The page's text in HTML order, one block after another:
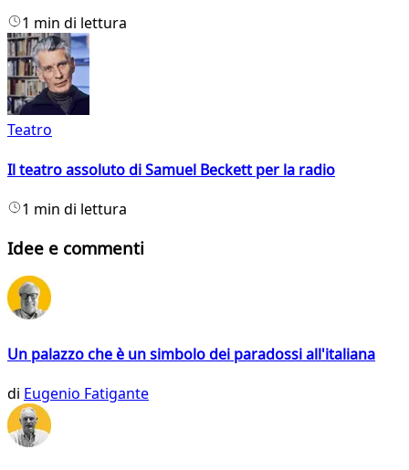
1 min di lettura
Teatro
Il teatro assoluto di Samuel Beckett per la radio
1 min di lettura
Idee e commenti
Un palazzo che è un simbolo dei paradossi all'italiana
di Eugenio Fatigante